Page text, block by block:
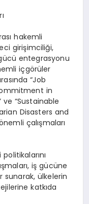
hakemli
girişimciliği,
entegrasyonu
içgörüler
“Job
in
“Sustainable
Disasters and
çalışmaları
iş gücüne
sunarak, ülkelerin
katkıda